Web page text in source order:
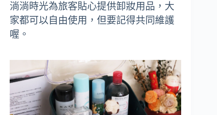
淌淌時光為旅客貼心提供卸妝用品，大
家都可以自由使用，但要記得共同維護
喔。